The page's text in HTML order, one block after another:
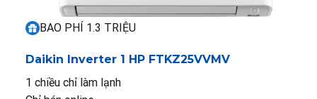
BAO PHÍ 1.3 TRIỆU
Daikin Inverter 1 HP FTKZ25VVMV
1 chiều chỉ làm lạnh